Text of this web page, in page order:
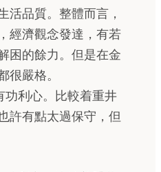
活品質。整體而言，
經濟觀念發達，有若
困的餘力。但是在金
很嚴格。
功利心。比較着重井
許有點太過保守，但